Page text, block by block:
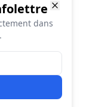
dans